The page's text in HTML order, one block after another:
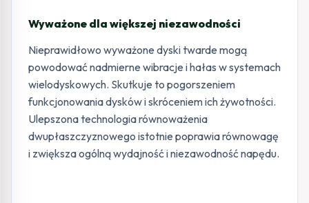
Wyważone dla większej niezawodności
Nieprawidłowo wyważone dyski twarde mogą
powodować nadmierne wibracje i hałas w systemach
wielodyskowych. Skutkuje to pogorszeniem
funkcjonowania dysków i skróceniem ich żywotności.
Ulepszona technologia równoważenia
dwupłaszczyznowego istotnie poprawia równowagę
i zwiększa ogólną wydajność i niezawodność napędu.